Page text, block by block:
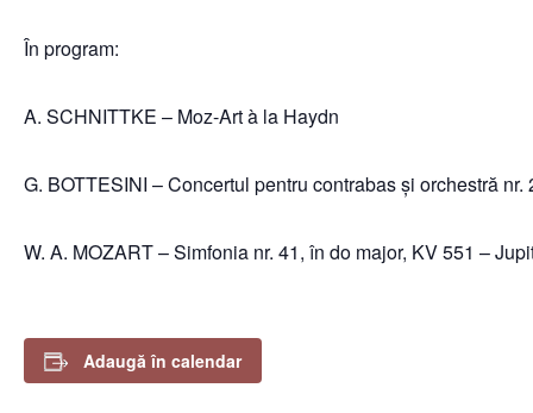
În program:
A. SCHNITTKE – Moz-Art à la Haydn
G. BOTTESINI – Concertul pentru contrabas și orchestră nr.
W. A. MOZART – Simfonia nr. 41, în do major, KV 551 –
Adaugă în calendar